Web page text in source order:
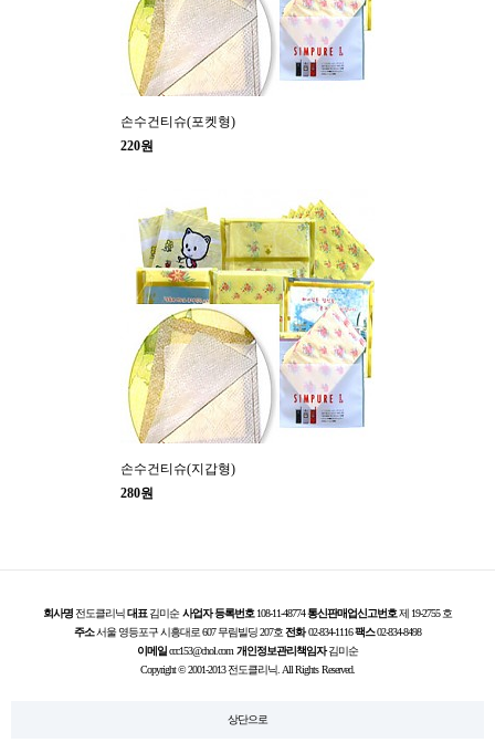
손수건티슈(포켓형)
220원
손수건티슈(지갑형)
280원
회사명전도클리닉 대표 김미순 사업자 등록번호108-11-48774 통신판매업신고번호제 19-2755 호
주소서울 영등포구 시흥대로 607 무림빌딩 207호 전화02-834-1116 팩스02-834-8498
이메일ccc153@chol.com 개인정보관리책임자김미순
Copyright © 2001-2013 전도클리닉. All Rights Reserved.
상단으로